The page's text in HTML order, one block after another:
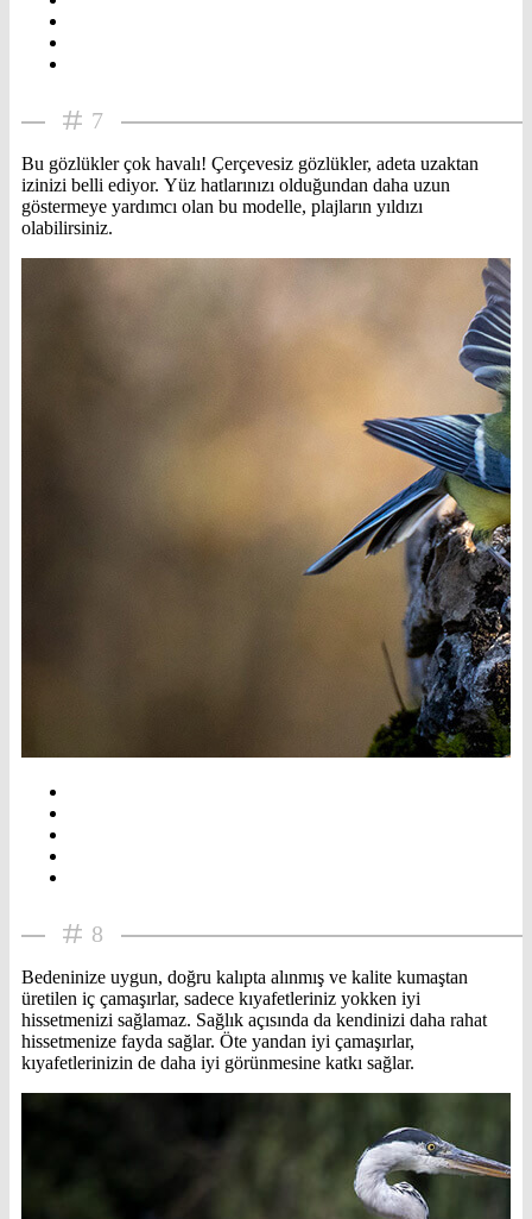
7
Bu gözlükler çok havalı! Çerçevesiz gözlükler, adeta uzaktan
izinizi belli ediyor. Yüz hatlarınızı olduğundan daha uzun
göstermeye yardımcı olan bu modelle, plajların yıldızı
olabilirsiniz.
8
Bedeninize uygun, doğru kalıpta alınmış ve kalite kumaştan
üretilen iç çamaşırlar, sadece kıyafetleriniz yokken iyi
hissetmenizi sağlamaz. Sağlık açısında da kendinizi daha rahat
hissetmenize fayda sağlar. Öte yandan iyi çamaşırlar,
kıyafetlerinizin de daha iyi görünmesine katkı sağlar.